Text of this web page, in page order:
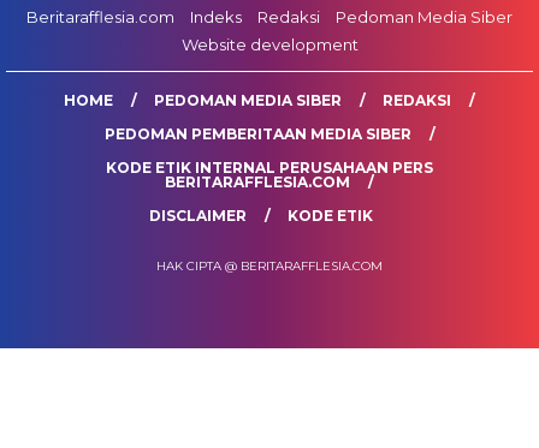
Beritarafflesia.com
Indeks Redaksi
Pedoman Media Siber
Website development
HOME PEDOMAN MEDIA SIBER
REDAKSI
PEDOMAN PEMBERITAAN MEDIA SIBER
KODE ETIK INTERNAL PERUSAHAAN PERS
BERITARAFFLESIA.COM
DISCLAIMER
KODE ETIK
HAK CIPTA @ BERITARAFFLESIA.COM